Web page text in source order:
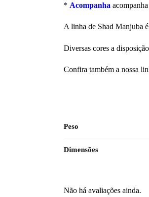
* Acompanha
A linha de Shad Manjuba
Diversas cores a
Confira também a nossa
Peso
Dimensões
Não há avaliações ainda.